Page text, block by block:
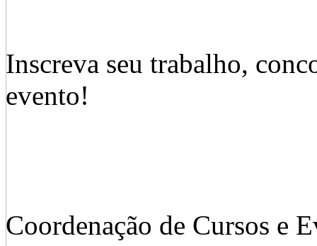
Inscreva seu trabalho,
evento!
Coordenação de Cursos e